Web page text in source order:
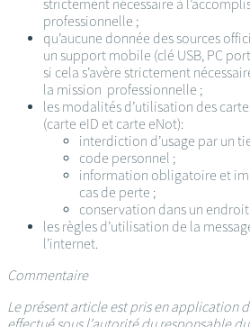
strictement nécessaire à
professionnelle ;
qu’aucune donnée des sources
un support mobile (clé USB, PC
si cela s’avère strictement
la mission professionnelle ;
les modalités d’utilisation des
(carte eID et carte eNot):
interdiction d’usage par un
code personnel ;
information obligatoire et
cas de perte ;
conservation dans un endroit
les règles d’utilisation de la
l’internet.
Commentaire
Le présent article est pris en application